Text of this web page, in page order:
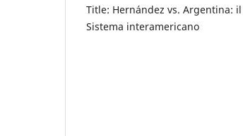
Title: Hernández vs. Argentina:
Sistema interamericano